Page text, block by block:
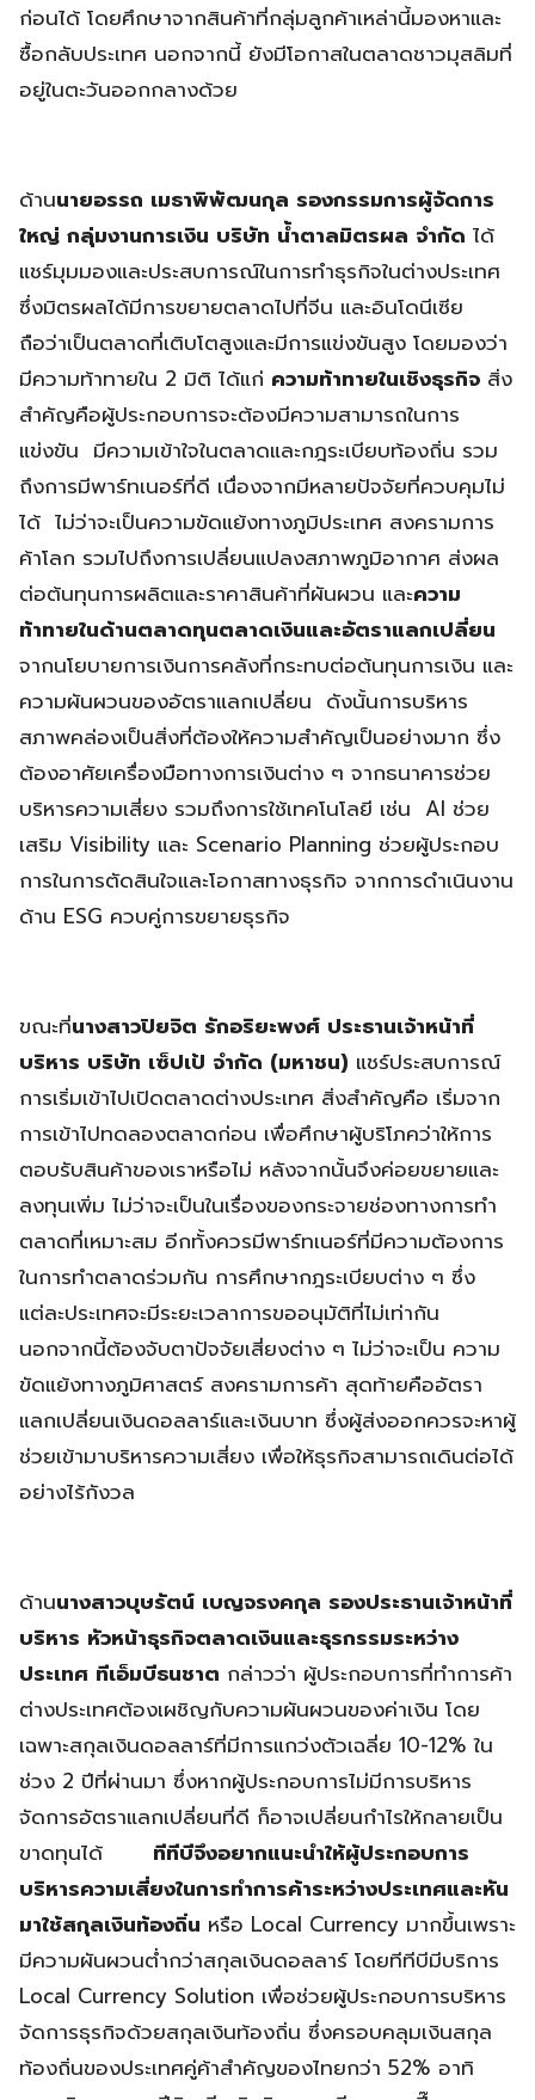
ก่อนได้ โดยศึกษาจากสินค้าที่กลุ่มลูกค้าเหล่านี้มองหาและ
ซื้อกลับประเทศ นอกจากนี้ ยังมีโอกาสในตลาดชาวมุสลิมที่
อยู่ในตะวันออกกลางด้วย
ด้านนายอรรถ เมธาพิพัฒนกุล รองกรรมการผู้จัดการ
ใหญ่ กลุ่มงานการเงิน บริษัท น้ำตาลมิตรผล จำกัด ได้
แชร์มุมมองและประสบการณ์ในการทำธุรกิจในต่างประเทศ
ซึ่งมิตรผลได้มีการขยายตลาดไปที่จีน และอินโดนีเซีย
ถือว่าเป็นตลาดที่เติบโตสูงและมีการแข่งขันสูง โดยมองว่า
มีความท้าทายใน 2 มิติ ได้แก่ ความท้าทายในเชิงธุรกิจ สิ่ง
สำคัญคือผู้ประกอบการจะต้องมีความสามารถในการ
แข่งขัน มีความเข้าใจในตลาดและกฎระเบียบท้องถิ่น รวม
ถึงการมีพาร์ทเนอร์ที่ดี เนื่องจากมีหลายปัจจัยที่ควบคุมไม่
ได้ ไม่ว่าจะเป็นความขัดแย้งทางภูมิประเทศ สงครามการ
ค้าโลก รวมไปถึงการเปลี่ยนแปลงสภาพภูมิอากาศ ส่งผล
ต่อต้นทุนการผลิตและราคาสินค้าที่ผันผวน และความ
ท้าทายในด้านตลาดทุนตลาดเงินและอัตราแลกเปลี่ยน
จากนโยบายการเงินการคลังที่กระทบต่อต้นทุนการเงิน และ
ความผันผวนของอัตราแลกเปลี่ยน ดังนั้นการบริหาร
สภาพคล่องเป็นสิ่งที่ต้องให้ความสำคัญเป็นอย่างมาก ซึ่ง
ต้องอาศัยเครื่องมือทางการเงินต่าง ๆ จากธนาคารช่วย
บริหารความเสี่ยง รวมถึงการใช้เทคโนโลยี เช่น AI ช่วย
เสริม Visibility และ Scenario Planning ช่วยผู้ประกอบ
การในการตัดสินใจและโอกาสทางธุรกิจ จากการดำเนินงาน
ด้าน ESG ควบคู่การขยายธุรกิจ
ขณะที่นางสาวปิยจิต รักอริยะพงศ์ ประธานเจ้าหน้าที่
บริหาร บริษัท เซ็ปเป้ จำกัด (มหาชน) แชร์ประสบการณ์
การเริ่มเข้าไปเปิดตลาดต่างประเทศ สิ่งสำคัญคือ เริ่มจาก
การเข้าไปทดลองตลาดก่อน เพื่อศึกษาผู้บริโภคว่าให้การ
ตอบรับสินค้าของเราหรือไม่ หลังจากนั้นจึงค่อยขยายและ
ลงทุนเพิ่ม ไม่ว่าจะเป็นในเรื่องของกระจายช่องทางการทำ
ตลาดที่เหมาะสม อีกทั้งควรมีพาร์ทเนอร์ที่มีความต้องการ
ในการทำตลาดร่วมกัน การศึกษากฎระเบียบต่าง ๆ ซึ่ง
แต่ละประเทศจะมีระยะเวลาการขออนุมัติที่ไม่เท่ากัน
นอกจากนี้ต้องจับตาปัจจัยเสี่ยงต่าง ๆ ไม่ว่าจะเป็น ความ
ขัดแย้งทางภูมิศาสตร์ สงครามการค้า สุดท้ายคืออัตรา
แลกเปลี่ยนเงินดอลลาร์และเงินบาท ซึ่งผู้ส่งออกควรจะหาผู้
ช่วยเข้ามาบริหารความเสี่ยง เพื่อให้ธุรกิจสามารถเดินต่อได้
อย่างไร้กังวล
ด้านนางสาวบุษรัตน์ เบญจรงคกุล รองประธานเจ้าหน้าที่
บริหาร หัวหน้าธุรกิจตลาดเงินและธุรกรรมระหว่าง
ประเทศ ทีเอ็มบีธนชาต กล่าวว่า ผู้ประกอบการที่ทำการค้า
ต่างประเทศต้องเผชิญกับความผันผวนของค่าเงิน โดย
เฉพาะสกุลเงินดอลลาร์ที่มีการแกว่งตัวเฉลี่ย 10-12% ใน
ช่วง 2 ปีที่ผ่านมา ซึ่งหากผู้ประกอบการไม่มีการบริหาร
จัดการอัตราแลกเปลี่ยนที่ดี ก็อาจเปลี่ยนกำไรให้กลายเป็น
ขาดทุนได้ ทีทีบีจึงอยากแนะนำให้ผู้ประกอบการ
บริหารความเสี่ยงในการทำการค้าระหว่างประเทศและหัน
มาใช้สกุลเงินท้องถิ่น หรือ Local Currency มากขึ้นเพราะ
มีความผันผวนต่ำกว่าสกุลเงินดอลลาร์ โดยทีทีบีมีบริการ
Local Currency Solution เพื่อช่วยผู้ประกอบการบริหาร
จัดการธุรกิจด้วยสกุลเงินท้องถิ่น ซึ่งครอบคลุมเงินสกุล
ท้องถิ่นของประเทศคู่ค้าสำคัญของไทยกว่า 52% อาทิ